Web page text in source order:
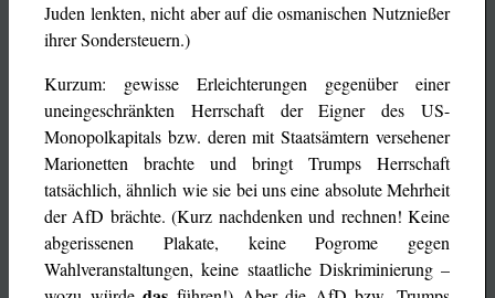
Juden lenkten, nicht aber auf die osmanischen Nutznießer
ihrer Sondersteuern.)
Kurzum: gewisse Erleichterungen gegenüber einer
uneingeschränkten Herrschaft der Eigner des US-
Monopolkapitals bzw. deren mit Staatsämtern versehener
Marionetten brachte und bringt Trumps Herrschaft
tatsächlich, ähnlich wie sie bei uns eine absolute Mehrheit
der AfD brächte. (Kurz nachdenken und rechnen! Keine
abgerissenen Plakate, keine Pogrome gegen
Wahlveranstaltungen, keine staatliche Diskriminierung –